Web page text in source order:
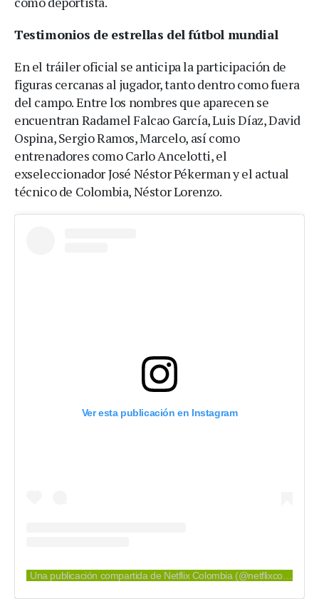
Testimonios de estrellas del fútbol mundial
En el tráiler oficial se anticipa la participación de
figuras cercanas al jugador, tanto dentro como fuera
del campo. Entre los nombres que aparecen se
encuentran Radamel Falcao García, Luis Díaz, David
Ospina, Sergio Ramos, Marcelo, así como
entrenadores como Carlo Ancelotti, el
exseleccionador José Néstor Pékerman y el actual
técnico de Colombia, Néstor Lorenzo.
Ver esta publicación en Instagram
Una publicación compartida de Netflix Colombia (@netflixcolombia)